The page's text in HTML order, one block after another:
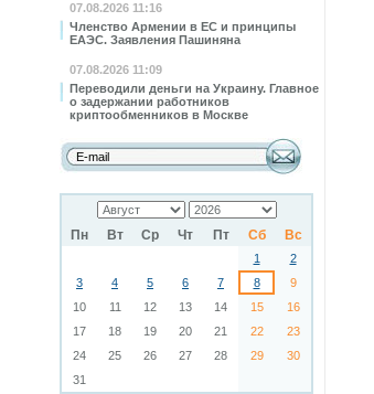
07.08.2026 11:16
Членство Армении в ЕС и принципы
ЕАЭС. Заявления Пашиняна
07.08.2026 11:09
Переводили деньги на Украину. Главное
о задержании работников
криптообменников в Москве
Пн Вт Ср Чт Пт Сб Вс
1
2
3
4 5 6 7 8
9
10
11 12 13 14 15
16
17
18 19 20 21 22
23
24
25 26 27 28 29
30
31